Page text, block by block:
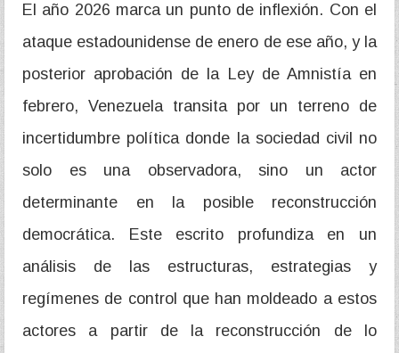
El año 2026 marca un punto de inflexión. Con el
ataque estadounidense de enero de ese año, y la
posterior aprobación de la Ley de Amnistía en
febrero, Venezuela transita por un terreno de
incertidumbre política donde la sociedad civil no
solo es una observadora, sino un actor
determinante en la posible reconstrucción
democrática. Este escrito profundiza en un
análisis de las estructuras, estrategias y
regímenes de control que han moldeado a estos
actores a partir de la reconstrucción de lo